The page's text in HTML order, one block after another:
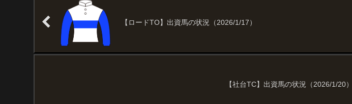
【ロードTO】出資馬の状況（2026/1/17）
【社台TC】出資馬の状況（2026/1/20）